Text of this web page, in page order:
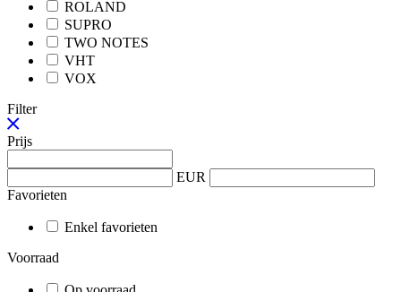
ROLAND
SUPRO
TWO NOTES
VHT
VOX
Filter
Prijs
EUR
Favorieten
Enkel favorieten
Voorraad